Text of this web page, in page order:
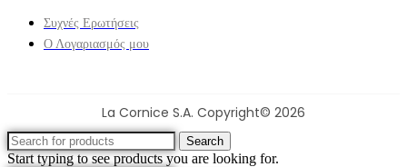
Συχνές Ερωτήσεις
Ο Λογαριασμός μου
La Cornice S.A. Copyright© 2026
Search
Start typing to see products you are looking for.